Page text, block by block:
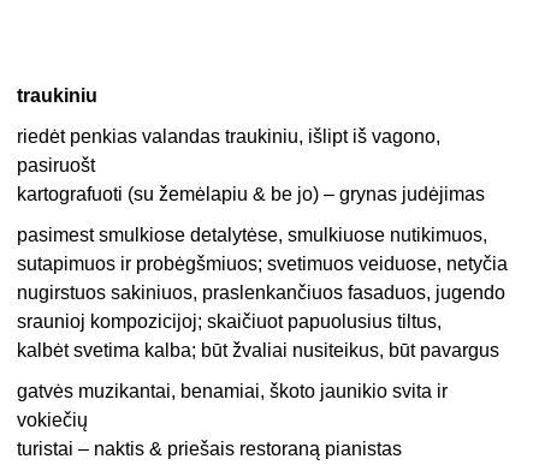
traukiniu
riedėt penkias valandas traukiniu, išlipt iš vagono,
pasiruošt
kartografuoti (su žemėlapiu & be jo) – grynas judėjimas
pasimest smulkiose detalytėse, smulkiuose nutikimuos,
sutapimuos ir probėgšmiuos; svetimuos veiduose, netyčia
nugirstuos sakiniuos, praslenkančiuos fasaduos, jugendo
sraunioj kompozicijoj; skaičiuot papuolusius tiltus,
kalbėt svetima kalba; būt žvaliai nusiteikus, būt pavargus
gatvės muzikantai, benamiai, škoto jaunikio svita ir
vokiečių
turistai – naktis & priešais restoraną pianistas